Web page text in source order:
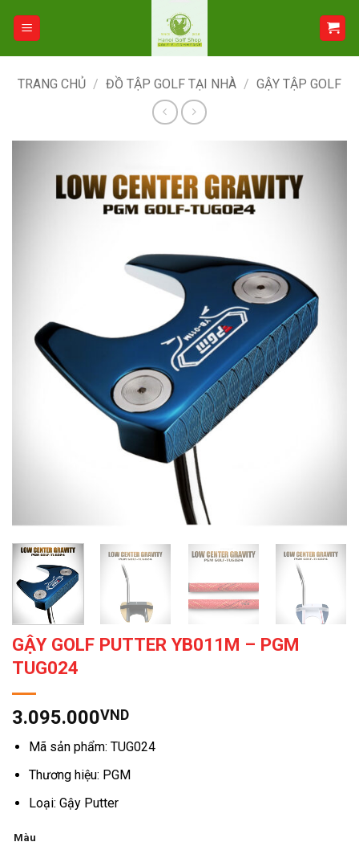
TRANG CHỦ / ĐỒ TẬP GOLF TẠI NHÀ / GẬY TẬP GOLF
GẬY GOLF PUTTER YB011M – PGM
TUG024
3.095.000VND
Mã sản phẩm: TUG024
Thương hiệu: PGM
Loại: Gậy Putter
Màu